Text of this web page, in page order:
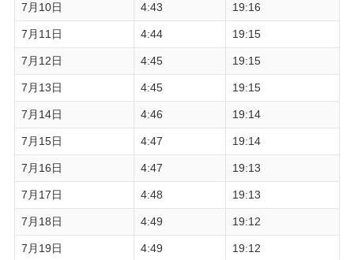
7月10日 4:43 19:16
7月11日 4:44 19:15
7月12日 4:45 19:15
7月13日 4:45 19:15
7月14日 4:46 19:14
7月15日 4:47 19:14
7月16日 4:47 19:13
7月17日 4:48 19:13
7月18日 4:49 19:12
7月19日 4:49 19:12